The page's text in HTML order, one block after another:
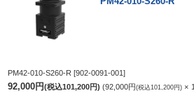
PM42-010-S260-R [902-0091-001]
92,000円(税込101,200円) 92,000円(税込101,200円) 1